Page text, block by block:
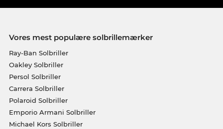
Vores mest populære solbrillemærker
Ray-Ban Solbriller
Oakley Solbriller
Persol Solbriller
Carrera Solbriller
Polaroid Solbriller
Emporio Armani Solbriller
Michael Kors Solbriller